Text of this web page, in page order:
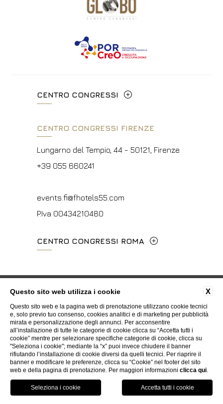
CENTRO CONGRESSI
+39 06 4814927
info@hotelpalatino.com
CENTRO CONGRESSI FIRENZE
Lungarno del Tempio, 44 - 50121, Firenze
+39 055 660241
events.fi@fhotels55.com
P.Iva 00434210480
CENTRO CONGRESSI ROMA
+39 06 4814927
mice@hotelpalatino.com
P.Iva 00434210480
Certificazioni ISO
Whistleblowing Accessibilità
WEBSITE BY BLASTNESS
X
Questo sito web utilizza i cookie
Questo sito web e la pagina web di prenotazione utilizzano cookie tecnici
e, solo previo tuo consenso, cookies analitici e di marketing per pubblicità
mirata e personalizzazione degli annunci. Per acconsentire
all’installazione di tutte le categorie di cookie clicca su “Accetta tutti i
cookie” mentre per selezionare specifiche categorie di cookie, clicca su
"Seleziona i cookie"; mediante la “x” puoi invece chiudere il banner
rifiutando l’installazione di cookie diversi da quelli tecnici. Per riaprire il
banner e modificare le preferenze, clicca su “Cookie” nel footer del sito
web e della pagina di prenotazione. Per maggiori informazioni clicca qui.